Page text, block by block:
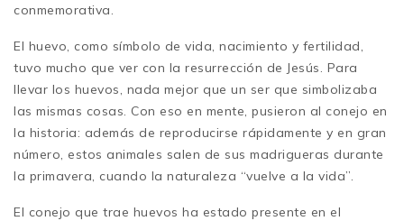
conmemorativa.
El huevo, como símbolo de vida, nacimiento y fertilidad,
tuvo mucho que ver con la resurrección de Jesús. Para
llevar los huevos, nada mejor que un ser que simbolizaba
las mismas cosas. Con eso en mente, pusieron al conejo en
la historia: además de reproducirse rápidamente y en gran
número, estos animales salen de sus madrigueras durante
la primavera, cuando la naturaleza “vuelve a la vida”.
El conejo que trae huevos ha estado presente en el